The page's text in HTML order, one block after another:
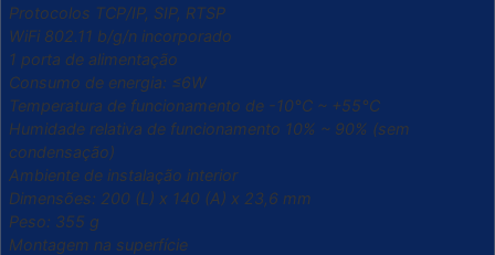
Protocolos TCP/IP, SIP, RTSP
WiFi 802.11 b/g/n incorporado
1 porta de alimentação
Consumo de energia: ≤6W
Temperatura de funcionamento de -10°C ~ +55°C
Humidade relativa de funcionamento 10% ~ 90% (sem
condensação)
Ambiente de instalação interior
Dimensões: 200 (L) x 140 (A) x 23,6 mm
Peso: 355 g
Montagem na superfície